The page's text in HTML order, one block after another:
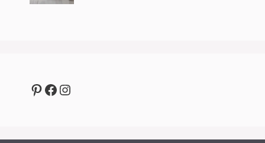
Pinterest
Facebook
Instagram